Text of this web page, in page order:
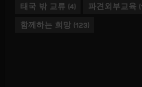
태국 밖 교류 (4) 파견외부교육
함께하는 희망 (123)